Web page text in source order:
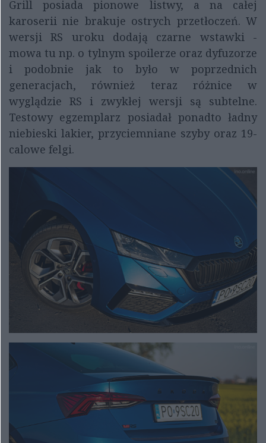
Grill posiada pionowe listwy, a na całej
karoserii nie brakuje ostrych przetłoczeń. W
wersji RS uroku dodają czarne wstawki -
mowa tu np. o tylnym spoilerze oraz dyfuzorze
i podobnie jak to było w poprzednich
generacjach, również teraz różnice w
wyglądzie RS i zwykłej wersji są subtelne.
Testowy egzemplarz posiadał ponadto ładny
niebieski lakier, przyciemniane szyby oraz 19-
calowe felgi.